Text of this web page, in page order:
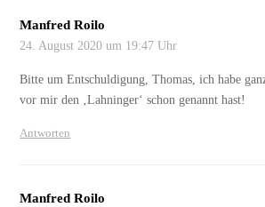
Manfred Roilo
24. August 2020 um 19:47 Uhr
Bitte um Entschuldigung, Thomas, ich habe
vor mir den ‚Lahninger‘ schon genannt hast!
Antworten
Manfred Roilo